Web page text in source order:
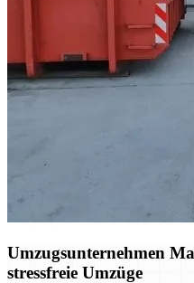
Umzugsunternehmen
stressfreie Umzüge